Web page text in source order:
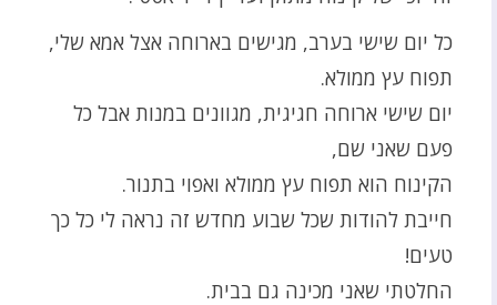
כל יום שישי בערב, מגישים בארוחה אצל אמא שלי,
תפוח עץ ממולא.
יום שישי ארוחה חגיגית, מגוונים במנות אבל כל
פעם שאני שם,
הקינוח הוא תפוח עץ ממולא ואפוי בתנור.
חייבת להודות שכל שבוע מחדש זה נראה לי כל כך
טעים!
החלטתי שאני מכינה גם בבית.